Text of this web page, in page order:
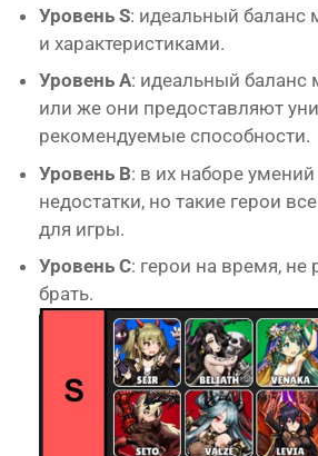
Уровень S: идеальный
и характеристиками.
Уровень A: идеальный
или же они предоставляют
рекомендуемые способности.
Уровень B: в их наборе
недостатки, но такие герои
для игры.
Уровень C: герои на время,
брать.